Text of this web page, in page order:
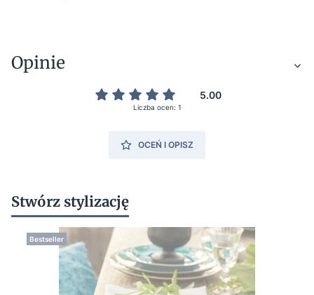
Opinie
5.00
Liczba ocen: 1
OCEŃ I OPISZ
Stwórz stylizację
Bestseller